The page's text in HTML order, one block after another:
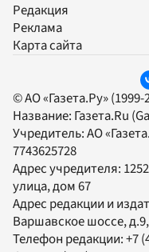
Редакция
Реклама
Карта сайта
© АО «Газета.Ру»
Название: Газета.Ru
Учредитель:АО
7743625728
Адрес учредителя:
улица, дом 67
Адрес редакции и
Варшавское шоссе,
Телефон редакции:+7